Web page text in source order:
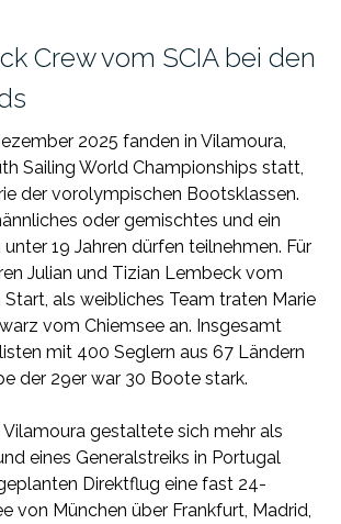
Crew vom SCIA bei den
2025 fanden in Vilamoura,
Sailing World Championships statt,
der vorolympischen Bootsklassen.
oder gemischtes und ein
19 Jahren dürfen teilnehmen. Für
Julian und Tizian Lembeck vom
Start, als weibliches Team traten Marie
vom Chiemsee an. Insgesamt
mit 400 Seglern aus 67 Ländern
der 29er war 30 Boote stark.
Vilamoura gestaltete sich mehr als
eines Generalstreiks in Portugal
Direktflug eine fast 24-
von München über Frankfurt, Madrid,